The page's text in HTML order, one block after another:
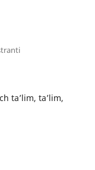
ta’lim, ta’lim,